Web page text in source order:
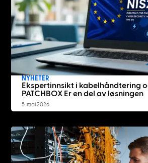
NYHETER
Ekspertinnsikt i kabelhåndtering
PATCHBOX Er en del av løsningen
5. mai 2026